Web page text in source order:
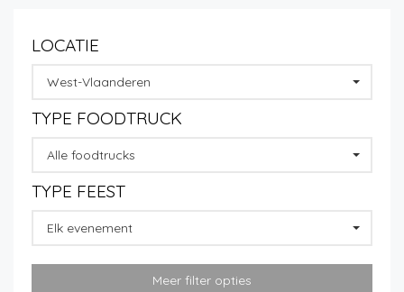
LOCATIE
West-Vlaanderen
TYPE FOODTRUCK
Alle foodtrucks
TYPE FEEST
Elk evenement
Meer filter opties